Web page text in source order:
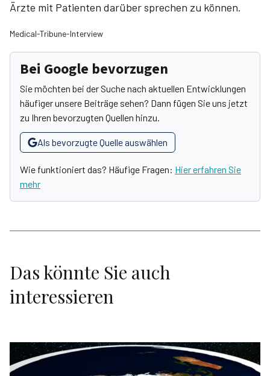
Ärzte mit Patienten darüber sprechen zu können.
Medical-Tribune-Interview
Bei Google bevorzugen
Sie möchten bei der Suche nach aktuellen Entwicklungen
häufiger unsere Beiträge sehen? Dann fügen Sie uns jetzt
zu Ihren bevorzugten Quellen hinzu.
Als bevorzugte Quelle auswählen
Wie funktioniert das? Häufige Fragen: Hier erfahren Sie
mehr
Das könnte Sie auch
interessieren